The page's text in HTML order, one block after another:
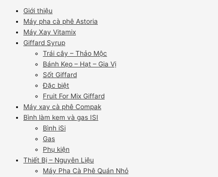
Giới thiệu
Máy pha cà phê Astoria
Máy Xay Vitamix
Giffard Syrup
Trái cây – Thảo Mộc
Bánh Kẹo – Hạt – Gia Vị
Sốt Giffard
Đặc biệt
Fruit For Mix Giffard
Máy xay cà phê Compak
Bình làm kem và gas ISI
Bình iSi
Gas
Phụ kiện
Thiết Bị – Nguyên Liệu
Máy Pha Cà Phê Quán Nhỏ